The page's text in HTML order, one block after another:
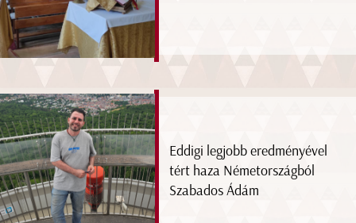
Eddigi legjobb eredményével
tért haza Németországból
Szabados Ádám